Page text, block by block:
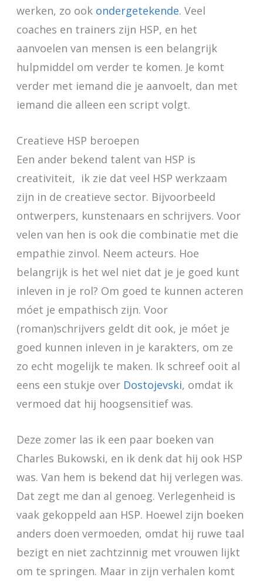
werken, zo ook ondergetekende. Veel
coaches en trainers zijn HSP, en het
aanvoelen van mensen is een belangrijk
hulpmiddel om verder te komen. Je komt
verder met iemand die je aanvoelt, dan met
iemand die alleen een script volgt.
Creatieve HSP beroepen
Een ander bekend talent van HSP is
creativiteit, ik zie dat veel HSP werkzaam
zijn in de creatieve sector. Bijvoorbeeld
ontwerpers, kunstenaars en schrijvers. Voor
velen van hen is ook die combinatie met die
empathie zinvol. Neem acteurs. Hoe
belangrijk is het wel niet dat je je goed kunt
inleven in je rol? Om goed te kunnen acteren
móet je empathisch zijn. Voor
(roman)schrijvers geldt dit ook, je móet je
goed kunnen inleven in je karakters, om ze
zo echt mogelijk te maken. Ik schreef ooit al
eens een stukje over Dostojevski, omdat ik
vermoed dat hij hoogsensitief was.
Deze zomer las ik een paar boeken van
Charles Bukowski, en ik denk dat hij ook HSP
was. Van hem is bekend dat hij verlegen was.
Dat zegt me dan al genoeg. Verlegenheid is
vaak gekoppeld aan HSP. Hoewel zijn boeken
anders doen vermoeden, omdat hij ruwe taal
bezigt en niet zachtzinnig met vrouwen lijkt
om te springen. Maar in zijn verhalen komt